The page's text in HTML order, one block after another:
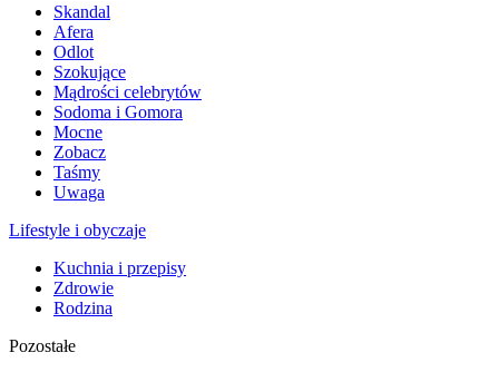
Skandal
Afera
Odlot
Szokujące
Mądrości celebrytów
Sodoma i Gomora
Mocne
Zobacz
Taśmy
Uwaga
Lifestyle i obyczaje
Kuchnia i przepisy
Zdrowie
Rodzina
Pozostałe